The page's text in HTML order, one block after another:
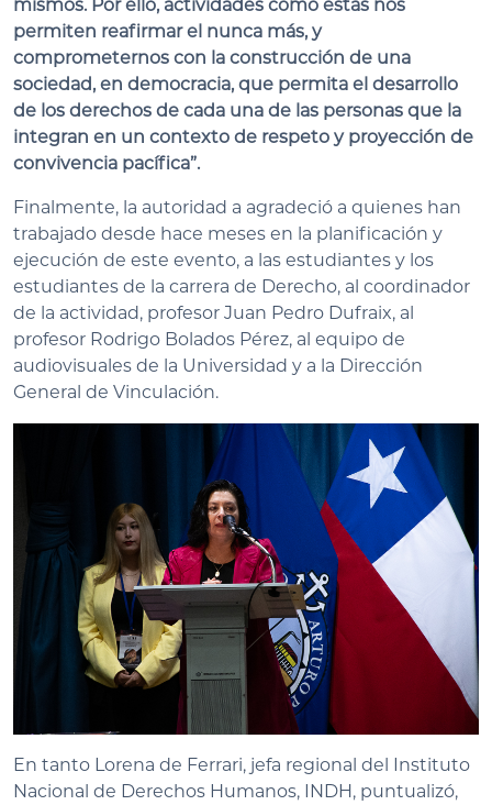
mismos. Por ello, actividades como éstas nos
permiten reafirmar el nunca más, y
comprometernos con la construcción de una
sociedad, en democracia, que permita el desarrollo
de los derechos de cada una de las personas que la
integran en un contexto de respeto y proyección de
convivencia pacífica”.
Finalmente, la autoridad a agradeció a quienes han
trabajado desde hace meses en la planificación y
ejecución de este evento, a las estudiantes y los
estudiantes de la carrera de Derecho, al coordinador
de la actividad, profesor Juan Pedro Dufraix, al
profesor Rodrigo Bolados Pérez, al equipo de
audiovisuales de la Universidad y a la Dirección
General de Vinculación.
En tanto Lorena de Ferrari, jefa regional del Instituto
Nacional de Derechos Humanos, INDH, puntualizó,